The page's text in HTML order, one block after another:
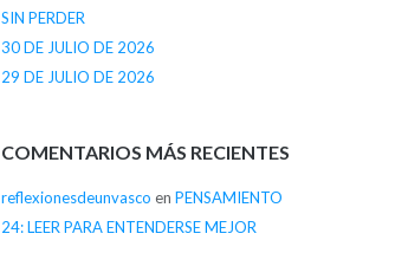
SIN PERDER
30 DE JULIO DE 2026
29 DE JULIO DE 2026
COMENTARIOS MÁS RECIENTES
reflexionesdeunvasco en PENSAMIENTO
24: LEER PARA ENTENDERSE MEJOR